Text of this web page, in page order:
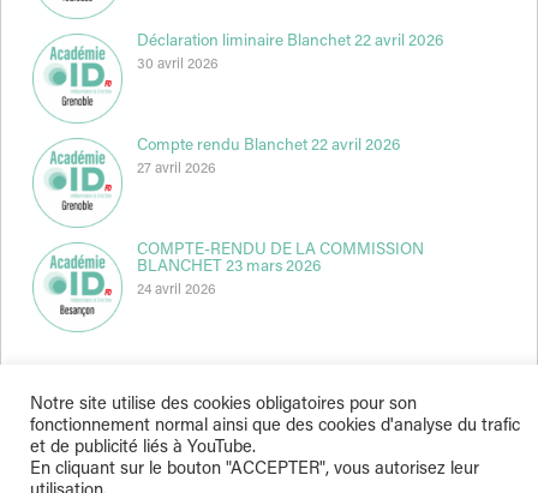
Déclaration liminaire Blanchet 22 avril 2026
30 avril 2026
Compte rendu Blanchet 22 avril 2026
27 avril 2026
COMPTE-RENDU DE LA COMMISSION
BLANCHET 23 mars 2026
24 avril 2026
Indépendance & Direction © 2026
Notre site utilise des cookies obligatoires pour son
fonctionnement normal ainsi que des cookies d'analyse du trafic
et de publicité liés à YouTube.
En cliquant sur le bouton "ACCEPTER", vous autorisez leur